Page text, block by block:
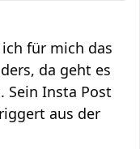
für mich das
da geht es
Sein Insta Post
aus der